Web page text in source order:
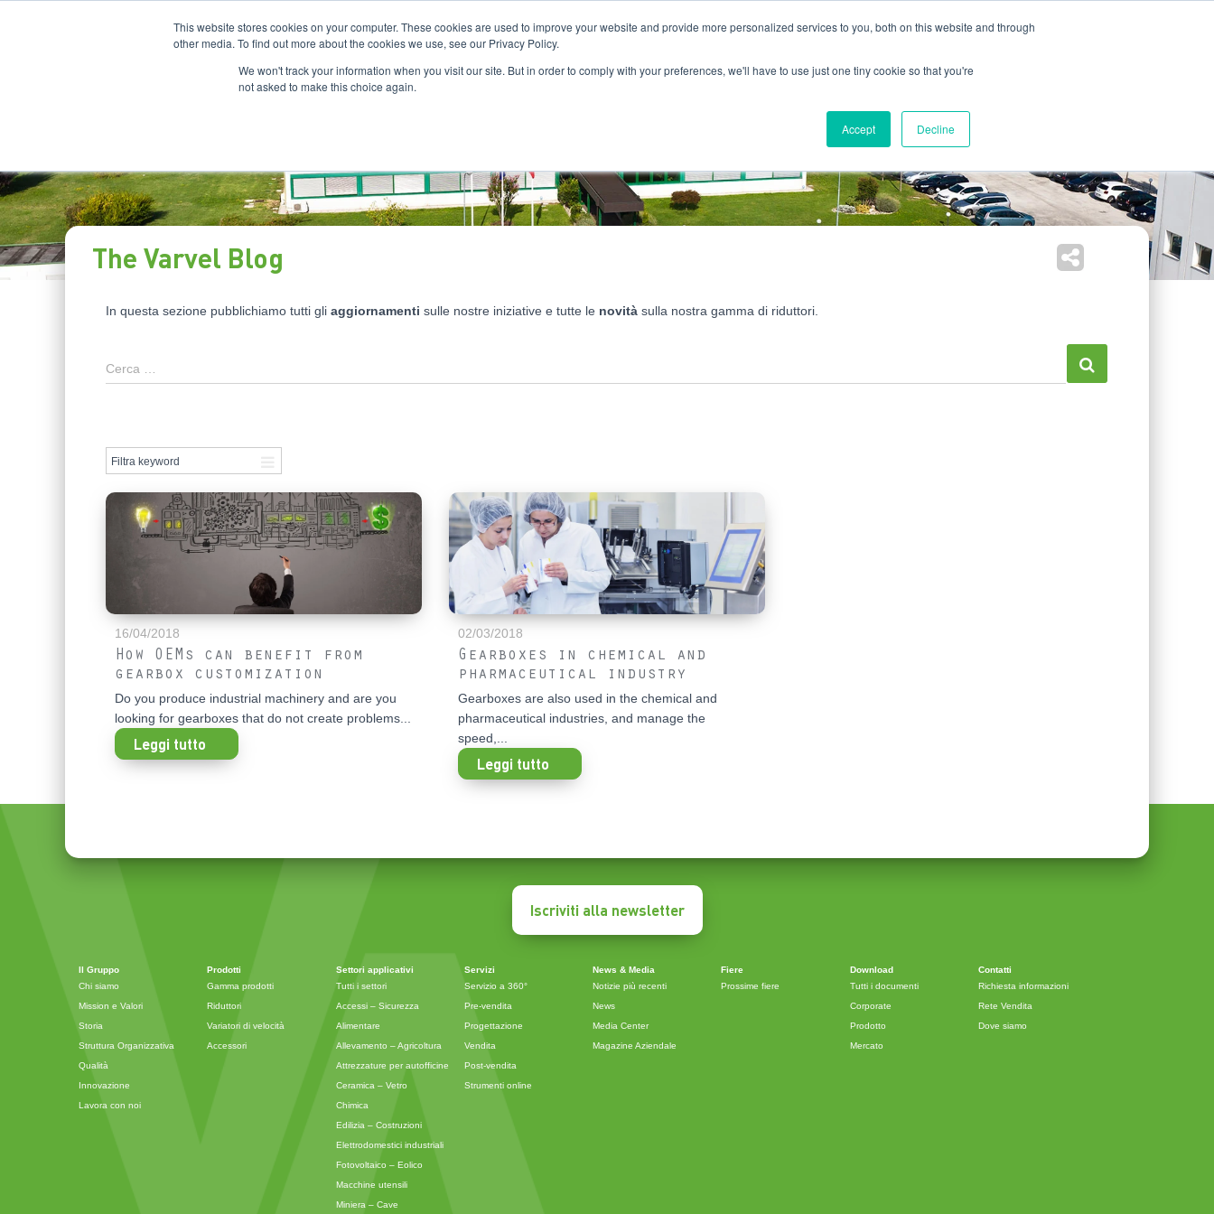
This website stores cookies on your computer. These cookies are used to improve your website and provide more personalized services to you, both on this website and through
other media. To find out more about the cookies we use, see our Privacy Policy.
We won't track your information when you visit our site. But in order to comply with your preferences, we'll have to use just one tiny cookie so that you're
not asked to make this choice again.
Accept Decline
Il Gruppo
The Varvel Blog
In questa sezione pubblichiamo tutti gli aggiornamenti sulle nostre iniziative e tutte le novità sulla nostra gamma di riduttori.
Cerca …
16/04/2018
How OEMs can benefit from
gearbox customization
Do you produce industrial machinery and are you
looking for gearboxes that do not create problems...
Leggi tutto
02/03/2018
Gearboxes in chemical and
pharmaceutical industry
Gearboxes are also used in the chemical and
pharmaceutical industries, and manage the
speed,...
Leggi tutto
Iscriviti alla newsletter
Il Gruppo
Chi siamo
Mission e Valori
Storia
Struttura Organizzativa
Qualità
Innovazione
Lavora con noi
Prodotti
Gamma prodotti
Riduttori
Variatori di velocità
Accessori
Settori applicativi
Tutti i settori
Accessi – Sicurezza
Alimentare
Allevamento – Agricoltura
Attrezzature per autofficine
Ceramica – Vetro
Chimica
Edilizia – Costruzioni
Elettrodomestici industriali
Fotovoltaico – Eolico
Macchine utensili
Miniera – Cave
Servizi
Servizio a 360°
Pre-vendita
Progettazione
Vendita
Post-vendita
Strumenti online
News & Media
Notizie più recenti
News
Media Center
Magazine Aziendale
Fiere
Prossime fiere
Download
Tutti i documenti
Corporate
Prodotto
Mercato
Contatti
Richiesta informazioni
Rete Vendita
Dove siamo